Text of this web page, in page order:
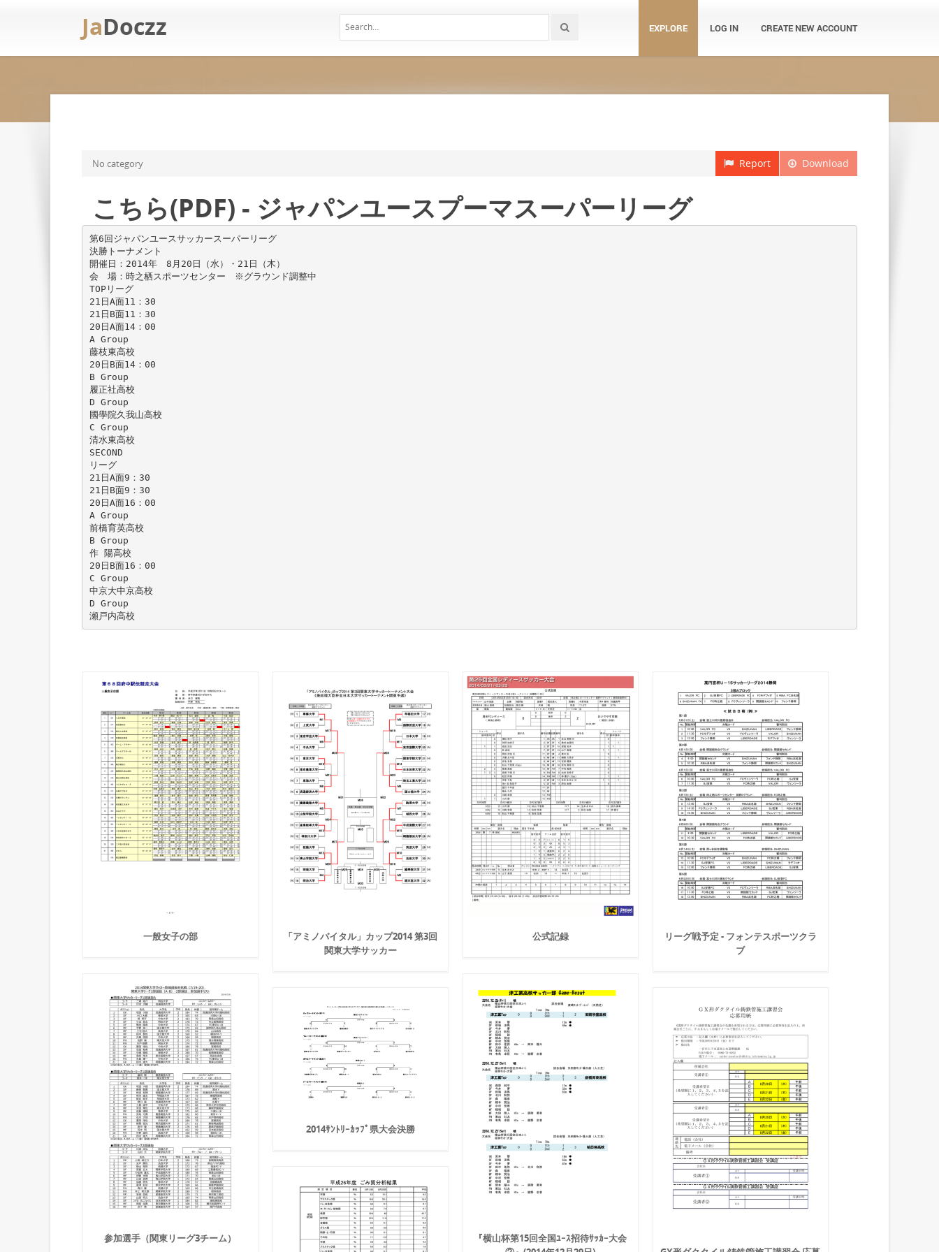
JaDoczz EXPLORE LOG IN CREATE NEW ACCOUNT
Download
Report
No category
こちら(PDF) - ジャパンユースプーマスーパーリーグ
第6回ジャパンユースサッカースーパーリーグ
決勝トーナメント
開催日：2014年 8月20日（水）・21日（木）
会 場：時之栖スポーツセンター ※グラウンド調整中
TOPリーグ
21日A面11：30
21日B面11：30
20日A面14：00
A Group
藤枝東高校
20日B面14：00
B Group
履正社高校
D Group
國學院久我山高校
C Group
清水東高校
SECOND
リーグ
21日A面9：30
21日B面9：30
20日A面16：00
A Group
前橋育英高校
B Group
作 陽高校
20日B面16：00
C Group
中京大中京高校
D Group
一般女子の部
「アミノバイタル」カップ2014 第3回
関東大学サッカー
公式記録
リーグ戦予定 - フォンテスポーツクラ
ブ
参加選手（関東リーグ3チーム）
『横山杯第15回全国ﾕｰｽ招待ｻｯｶｰ大会
2014ｻﾝﾄﾘｰｶｯﾌﾟ県大会決勝